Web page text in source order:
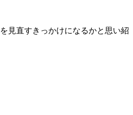
見直すきっかけになるかと思い紹